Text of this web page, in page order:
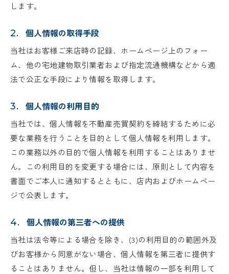
します。
2. 個人情報の取得手段
当社はお客様ご来店時の記録、ホームページ上のフォー
ム、他の宅地建物取引業者および指定流通機構などから適
法で公正な手段により情報を取得します。
3. 個人情報の利用目的
当社では、個人情報を不動産売買契約を締結するために必
要な業務を行うことを目的として個人情報を利用します。
この業務以外の目的で個人情報を利用することはありませ
ん。この利用目的を変更する場合には、原則として内容を
書面でご本人に通知するとともに、店内およびホームペー
ジで公表します。
4. 個人情報の第三者への提供
当社は法令等による場合を除き、(3)の利用目的の範囲外及
びお客様から同意がない場合、個人情報を第三者に提供す
ることはありません。但し、当社は情報の一部を利用して